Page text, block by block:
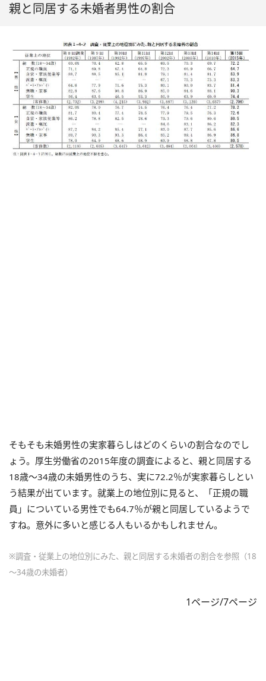
親と同居する未婚者男性の割合
そもそも未婚男性の実家暮らしはどのくらいの割合なのでし
ょう。厚生労働省の2015年度の調査によると、親と同居する
18歳～34歳の未婚男性のうち、実に72.2％が実家暮らしとい
う結果が出ています。就業上の地位別に見ると、「正規の職
員」についている男性でも64.7％が親と同居しているようで
すね。意外に多いと感じる人もいるかもしれません。
※調査・従業上の地位別にみた、親と同居する未婚者の割合を参照（18
～34歳の未婚者）
1ページ/7ページ